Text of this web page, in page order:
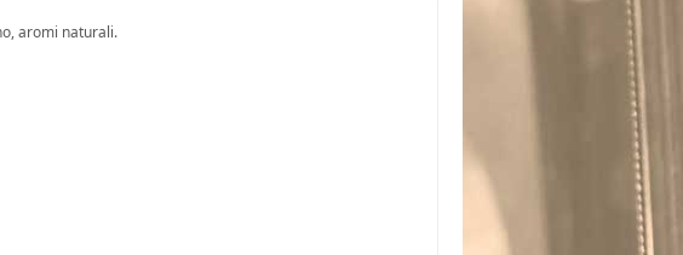
aromi naturali.